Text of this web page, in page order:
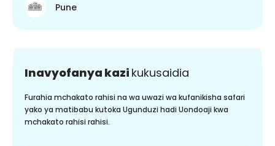
Pune
Inavyofanya kazi kukusaidia
Furahia mchakato rahisi na wa uwazi wa kufanikisha safari
yako ya matibabu kutoka Ugunduzi hadi Uondoaji kwa
mchakato rahisi rahisi.